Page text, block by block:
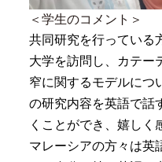
＜学生のコメント＞
共同研究を行っている
大学を訪問し、カテー
窄に関するモデルにつ
の研究内容を英語で話
くことができ、嬉しく
マレーシアの方々は英